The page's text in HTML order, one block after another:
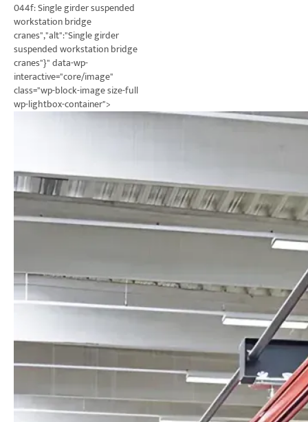
044f: Single girder suspended
workstation bridge
cranes","alt":"Single girder
suspended workstation bridge
cranes"}" data-wp-
interactive="core/image"
class="wp-block-image size-full
wp-lightbox-container">